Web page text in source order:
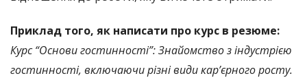
Приклад того, як написати про курс в резюме:
Курс “Основи гостинності”: Знайомство з індустрією
гостинності, включаючи різні види кар’єрного росту.